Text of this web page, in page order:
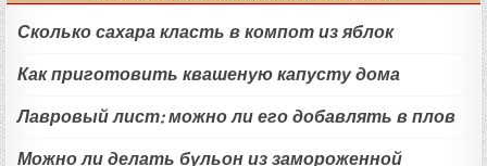
Сколько сахара класть в компот из яблок
Как приготовить квашеную капусту дома
Лавровый лист: можно ли его добавлять в плов
Можно ли делать бульон из замороженной